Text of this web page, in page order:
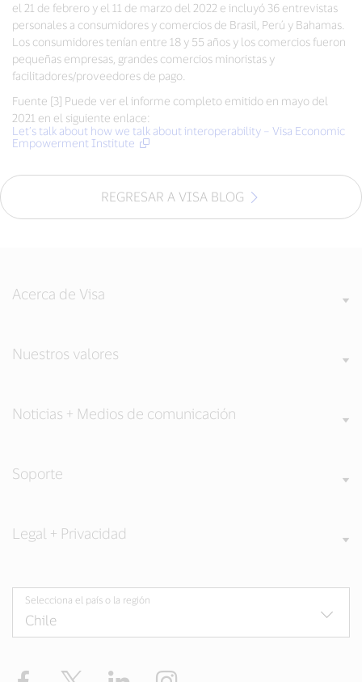
el 21 de febrero y el 11 de marzo del 2022 e incluyó 36 entrevistas
personales a consumidores y comercios de Brasil, Perú y Bahamas.
Los consumidores tenían entre 18 y 55 años y los comercios fueron
pequeñas empresas, grandes comercios minoristas y
facilitadores/proveedores de pago.
Fuente [3] Puede ver el informe completo emitido en mayo del
2021 en el siguiente enlace:
Let’s talk about how we talk about interoperability – Visa Economic
Empowerment Institute
REGRESAR A VISA BLOG
Acerca de Visa
Nuestros valores
Noticias + Medios de comunicación
Soporte
Legal + Privacidad
Selecciona el país o la región
Facebook Twitter LinkedIn